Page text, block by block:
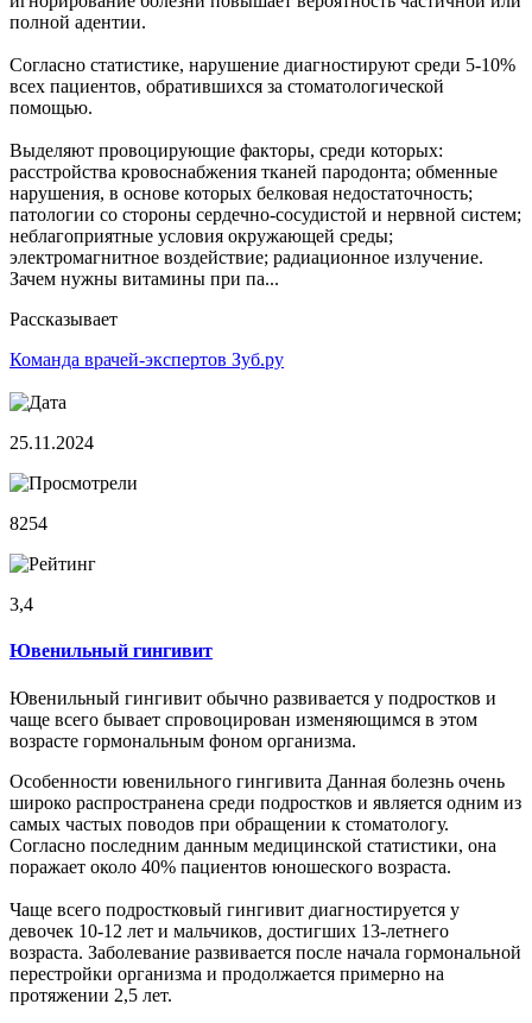
полной адентии.
Согласно статистике, нарушение диагностируют среди 5-10%
всех пациентов, обратившихся за стоматологической
помощью.
Выделяют провоцирующие факторы, среди которых:
расстройства кровоснабжения тканей пародонта; обменные
нарушения, в основе которых белковая недостаточность;
патологии со стороны сердечно-сосудистой и нервной систем;
неблагоприятные условия окружающей среды;
электромагнитное воздействие; радиационное излучение.
Зачем нужны витамины при па...
Рассказывает
Команда врачей-экспертов Зуб.ру
25.11.2024
8254
3,4
Ювенильный гингивит
Ювенильный гингивит обычно развивается у подростков и
чаще всего бывает спровоцирован изменяющимся в этом
возрасте гормональным фоном организма.
Особенности ювенильного гингивита Данная болезнь очень
широко распространена среди подростков и является одним из
самых частых поводов при обращении к стоматологу.
Согласно последним данным медицинской статистики, она
поражает около 40% пациентов юношеского возраста.
Чаще всего подростковый гингивит диагностируется у
девочек 10-12 лет и мальчиков, достигших 13-летнего
возраста. Заболевание развивается после начала гормональной
перестройки организма и продолжается примерно на
протяжении 2,5 лет.